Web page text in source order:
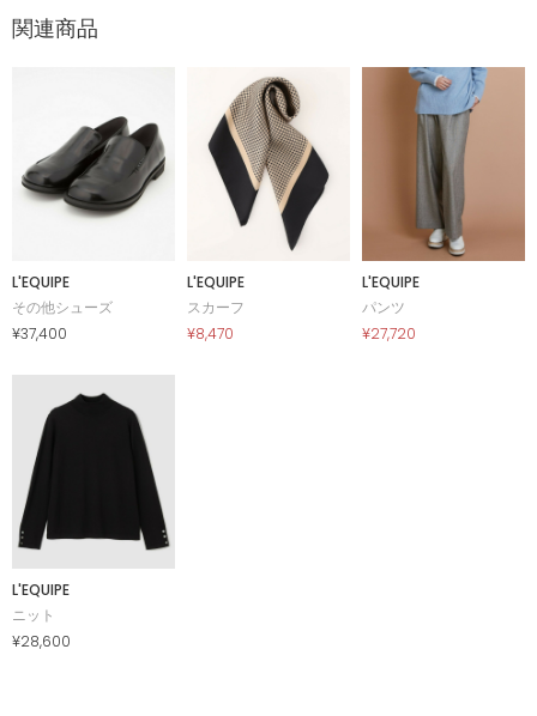
関連商品
L'EQUIPE
その他シューズ
¥37,400
L'EQUIPE
スカーフ
¥8,470
L'EQUIPE
パンツ
¥27,720
L'EQUIPE
ニット
¥28,600